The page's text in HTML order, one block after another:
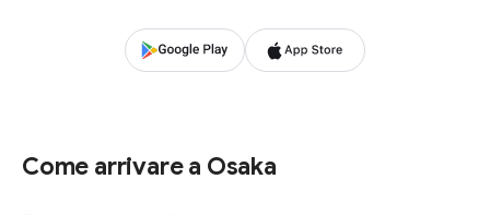
Come arrivare a Osaka